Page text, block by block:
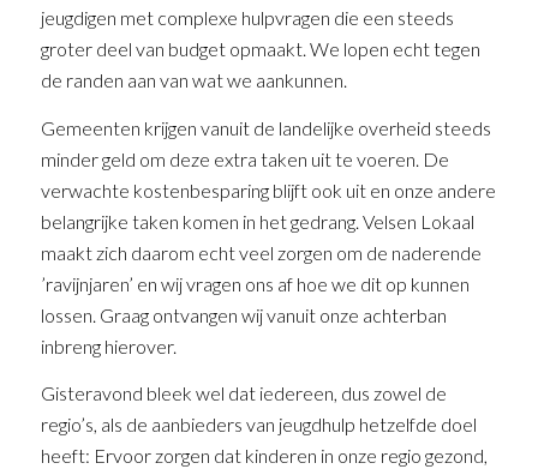
jeugdigen met complexe hulpvragen die een steeds
groter deel van budget opmaakt. We lopen echt tegen
de randen aan van wat we aankunnen.
Gemeenten krijgen vanuit de landelijke overheid steeds
minder geld om deze extra taken uit te voeren. De
verwachte kostenbesparing blijft ook uit en onze andere
belangrijke taken komen in het gedrang. Velsen Lokaal
maakt zich daarom echt veel zorgen om de naderende
’ravijnjaren’ en wij vragen ons af hoe we dit op kunnen
lossen. Graag ontvangen wij vanuit onze achterban
inbreng hierover.
Gisteravond bleek wel dat iedereen, dus zowel de
regio’s, als de aanbieders van jeugdhulp hetzelfde doel
heeft: Ervoor zorgen dat kinderen in onze regio gezond,